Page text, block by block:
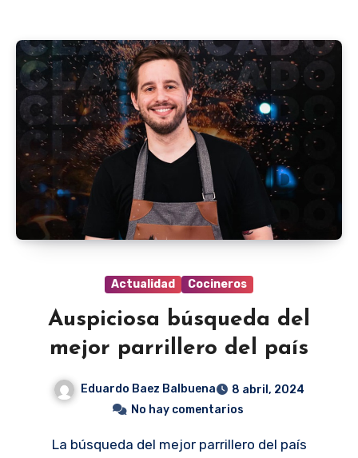
Actualidad Cocineros
Auspiciosa búsqueda del
mejor parrillero del país
Eduardo Baez Balbuena
8 abril, 2024
No hay comentarios
La búsqueda del mejor parrillero del país